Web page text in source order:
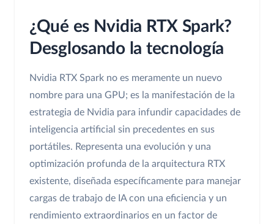
¿Qué es Nvidia RTX Spark?
Desglosando la tecnología
Nvidia RTX Spark no es meramente un nuevo
nombre para una GPU; es la manifestación de la
estrategia de Nvidia para infundir capacidades de
inteligencia artificial sin precedentes en sus
portátiles. Representa una evolución y una
optimización profunda de la arquitectura RTX
existente, diseñada específicamente para manejar
cargas de trabajo de IA con una eficiencia y un
rendimiento extraordinarios en un factor de